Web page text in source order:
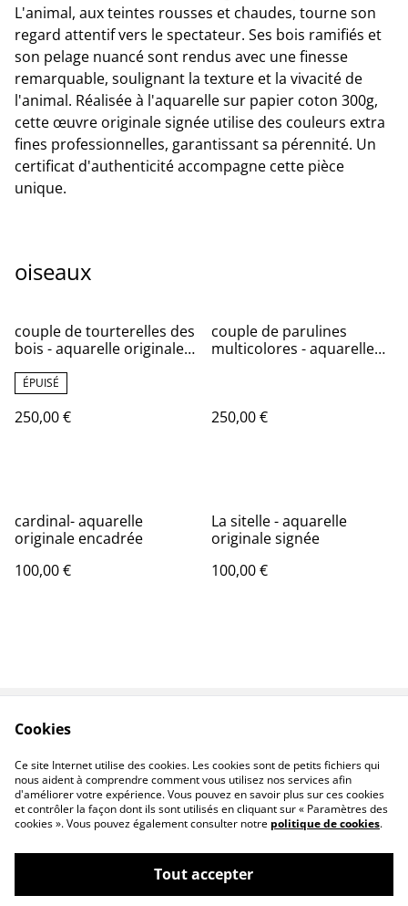
L'animal, aux teintes rousses et chaudes, tourne son
regard attentif vers le spectateur. Ses bois ramifiés et
son pelage nuancé sont rendus avec une finesse
remarquable, soulignant la texture et la vivacité de
l'animal. Réalisée à l'aquarelle sur papier coton 300g,
cette œuvre originale signée utilise des couleurs extra
fines professionnelles, garantissant sa pérennité. Un
certificat d'authenticité accompagne cette pièce
unique.
oiseaux
couple de tourterelles des
bois - aquarelle originale
ÉPUISÉ
250,00 €
couple de parulines
multicolores - aquarelle
250,00 €
cardinal- aquarelle
originale encadrée
100,00 €
La sitelle - aquarelle
originale signée
100,00 €
Conditions
Livraison
©2026
Patricia Giroldini Hyvernat - peintre
animalier
Cookies
Ce site Internet utilise des cookies. Les cookies sont de petits fichiers qui
nous aident à comprendre comment vous utilisez nos services afin
d'améliorer votre expérience. Vous pouvez en savoir plus sur ces cookies
et contrôler la façon dont ils sont utilisés en cliquant sur « Paramètres des
cookies ». Vous pouvez également consulter notre politique de cookies.
Tout accepter